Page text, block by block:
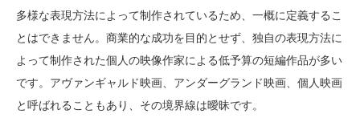
多様な表現方法によって制作されているため、一概に定義するこ
とはできません。商業的な成功を目的とせず、独自の表現方法に
よって制作された個人の映像作家による低予算の短編作品が多い
です。アヴァンギャルド映画、アンダーグランド映画、個人映画
と呼ばれることもあり、その境界線は曖昧です。